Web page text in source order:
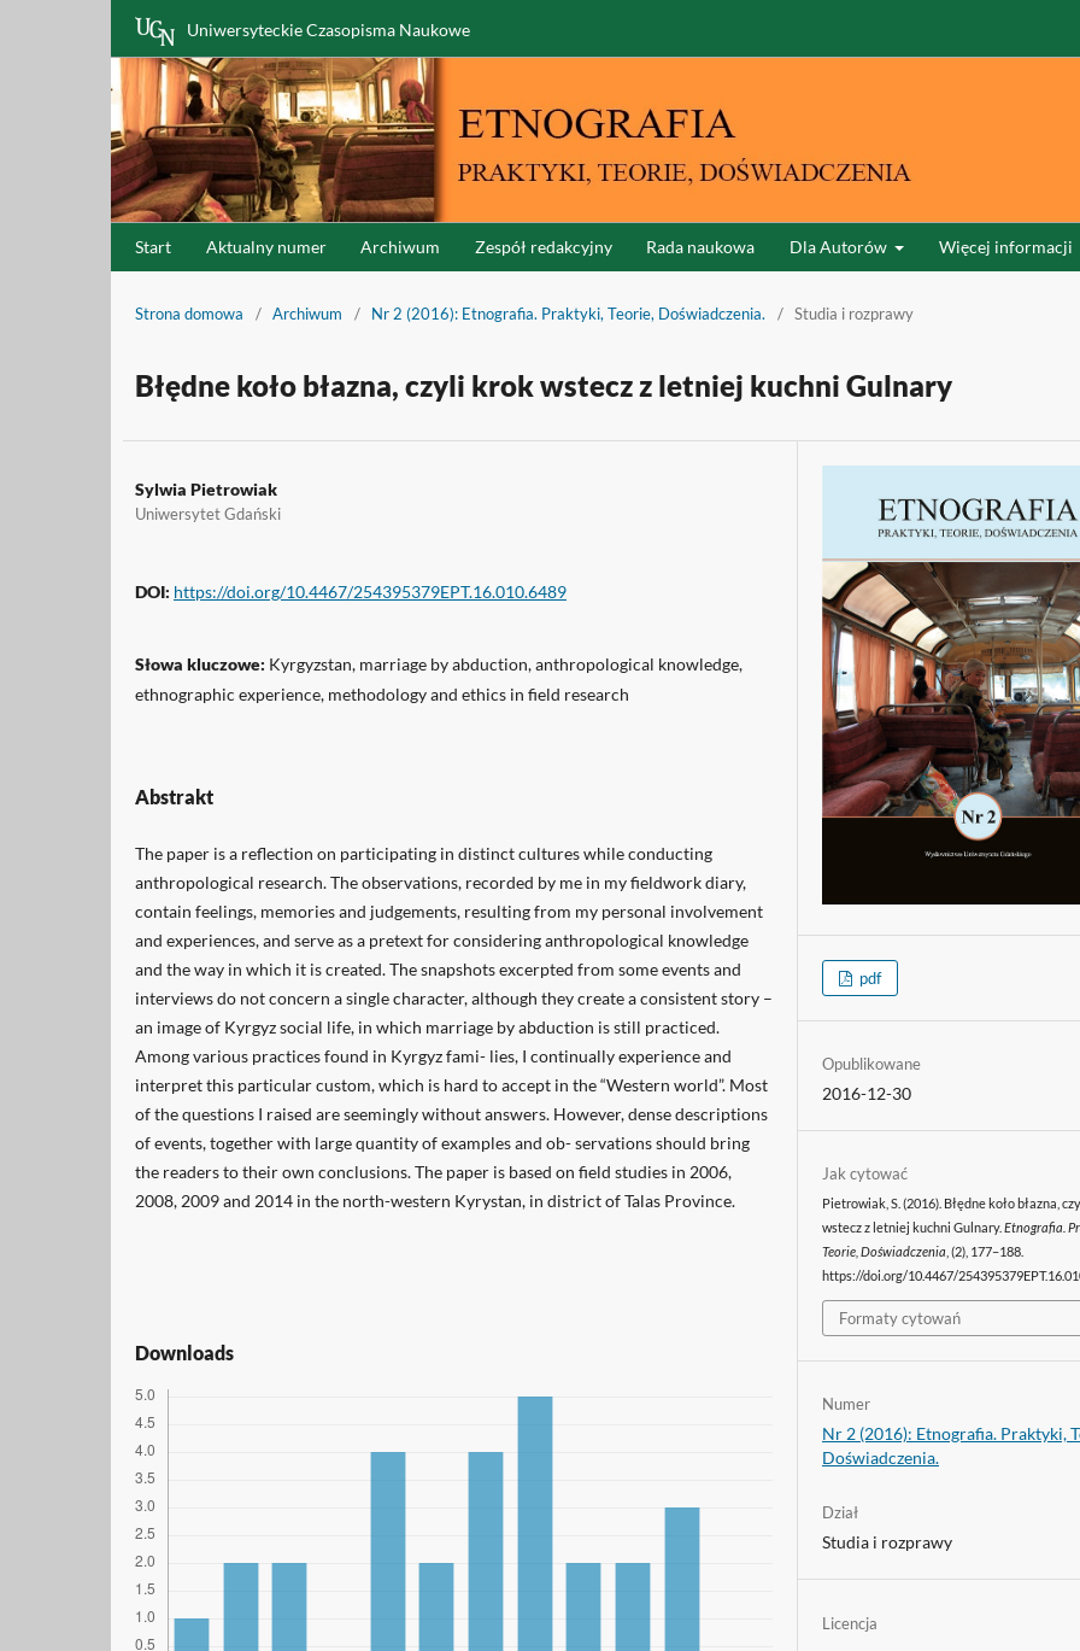
Start Aktualny numer Archiwum Zespół redakcyjny Rada naukowa Dla Autorów Więcej informacji
Uniwersyteckie Czasopisma Naukowe
Strona domowa / Archiwum / Nr 2 (2016): Etnografia. Praktyki, Teorie, Doświadczenia. / Studia i rozprawy
Błędne koło błazna, czyli krok wstecz z letniej kuchni Gulnary
Sylwia Pietrowiak
Uniwersytet Gdański
DOI: https://doi.org/10.4467/254395379EPT.16.010.6489
Słowa kluczowe: Kyrgyzstan, marriage by abduction, anthropological knowledge,
ethnographic experience, methodology and ethics in field research
Abstrakt
The paper is a reflection on participating in distinct cultures while conducting
anthropological research. The observations, recorded by me in my fieldwork diary,
contain feelings, memories and judgements, resulting from my personal involvement
and experiences, and serve as a pretext for considering anthropological knowledge
and the way in which it is created. The snapshots excerpted from some events and
interviews do not concern a single character, although they create a consistent story –
an image of Kyrgyz social life, in which marriage by abduction is still practiced.
Among various practices found in Kyrgyz fami- lies, I continually experience and
interpret this particular custom, which is hard to accept in the “Western world”. Most
of the questions I raised are seemingly without answers. However, dense descriptions
of events, together with large quantity of examples and ob- servations should bring
the readers to their own conclusions. The paper is based on field studies in 2006,
2008, 2009 and 2014 in the north-western Kyrystan, in district of Talas Province.
Downloads
pdf
Opublikowane
2016-12-30
Jak cytować
Pietrowiak, S. (2016). Błędne koło błazna,
wstecz z letniej kuchni Gulnary.Etnografia.
Teorie, Doświadczenia , (2), 177–188.
https://doi.org/10.4467/
Formaty cytowań
Numer
Nr 2 (2016): Etnografia. Praktyki,
Doświadczenia.
Dział
Studia i rozprawy
Licencja